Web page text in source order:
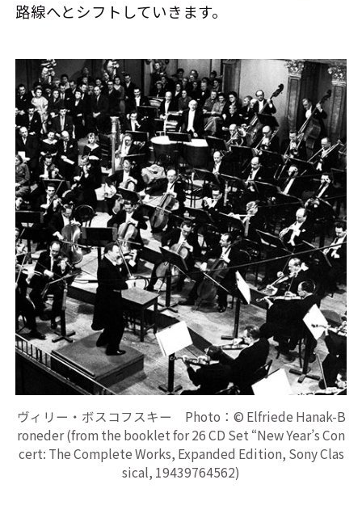
路線へとシフトしていきます。
ヴィリー・ボスコフスキー Photo：© Elfriede Hanak-B
roneder (from the booklet for 26 CD Set “New Year’s Con
cert: The Complete Works, Expanded Edition, Sony Clas
sical, 19439764562)